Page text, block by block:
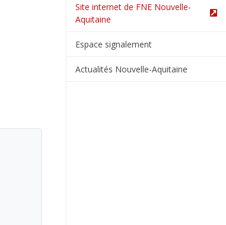
Site internet de FNE Nouvelle-
Aquitaine
Espace signalement
Actualités Nouvelle-Aquitaine